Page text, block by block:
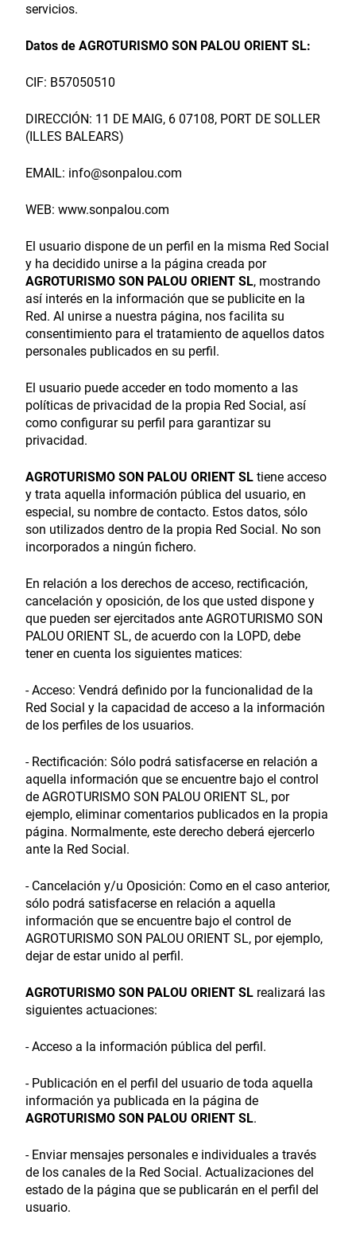
servicios.
Datos de AGROTURISMO SON PALOU ORIENT SL:
CIF: B57050510
DIRECCIÓN: 11 DE MAIG, 6 07108, PORT DE SOLLER
(ILLES BALEARS)
EMAIL: info@sonpalou.com
WEB: www.sonpalou.com
El usuario dispone de un perfil en la misma Red Social
y ha decidido unirse a la página creada por
AGROTURISMO SON PALOU ORIENT SL, mostrando
así interés en la información que se publicite en la
Red. Al unirse a nuestra página, nos facilita su
consentimiento para el tratamiento de aquellos datos
personales publicados en su perfil.
El usuario puede acceder en todo momento a las
políticas de privacidad de la propia Red Social, así
como configurar su perfil para garantizar su
privacidad.
AGROTURISMO SON PALOU ORIENT SL tiene acceso
y trata aquella información pública del usuario, en
especial, su nombre de contacto. Estos datos, sólo
son utilizados dentro de la propia Red Social. No son
incorporados a ningún fichero.
En relación a los derechos de acceso, rectificación,
cancelación y oposición, de los que usted dispone y
que pueden ser ejercitados ante AGROTURISMO SON
PALOU ORIENT SL, de acuerdo con la LOPD, debe
tener en cuenta los siguientes matices:
- Acceso: Vendrá definido por la funcionalidad de la
Red Social y la capacidad de acceso a la información
de los perfiles de los usuarios.
- Rectificación: Sólo podrá satisfacerse en relación a
aquella información que se encuentre bajo el control
de AGROTURISMO SON PALOU ORIENT SL, por
ejemplo, eliminar comentarios publicados en la propia
página. Normalmente, este derecho deberá ejercerlo
ante la Red Social.
- Cancelación y/u Oposición: Como en el caso anterior,
sólo podrá satisfacerse en relación a aquella
información que se encuentre bajo el control de
AGROTURISMO SON PALOU ORIENT SL, por ejemplo,
dejar de estar unido al perfil.
AGROTURISMO SON PALOU ORIENT SL realizará las
siguientes actuaciones:
- Acceso a la información pública del perfil.
- Publicación en el perfil del usuario de toda aquella
información ya publicada en la página de
AGROTURISMO SON PALOU ORIENT SL.
- Enviar mensajes personales e individuales a través
de los canales de la Red Social. Actualizaciones del
estado de la página que se publicarán en el perfil del
usuario.